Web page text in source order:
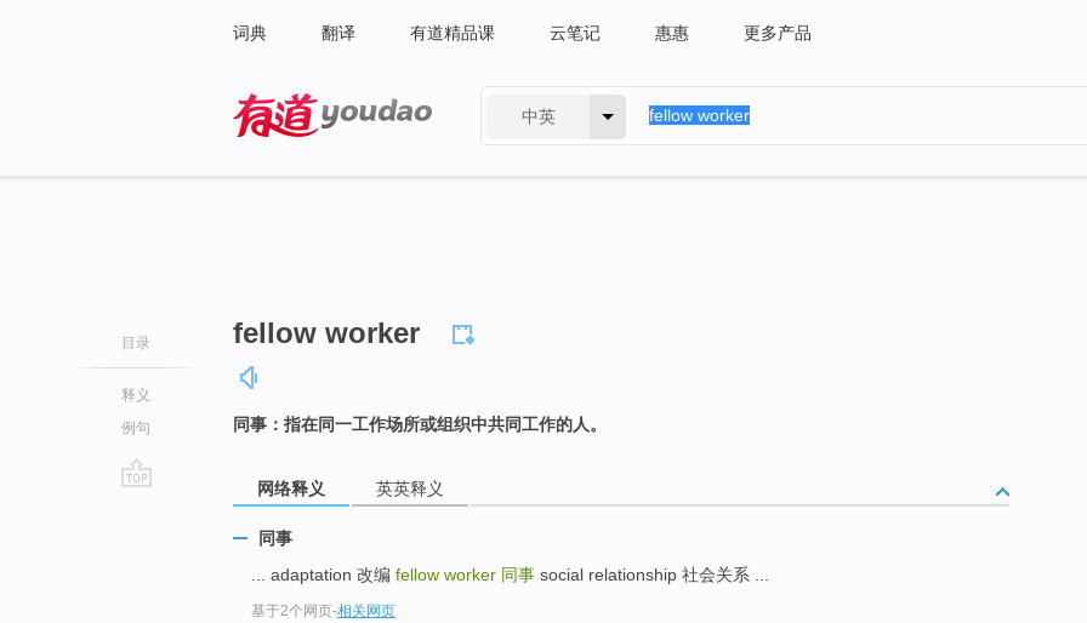
词典 翻译 有道精品课 云笔记 惠惠 更多产品
中英
目录
释义
例句
fellow worker
同事：指在同一工作场所或组织中共同工作的人。
网络释义 英英释义
同事
... adaptation 改编 fellow worker 同事 social relationship 社会关系 ...
基于2个网页-相关网页